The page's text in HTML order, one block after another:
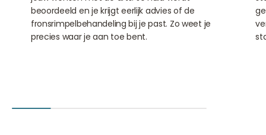
beoordeeld en je krijgt eerlijk advies of de
fronsrimpelbehandeling bij je past. Zo weet je
precies waar je aan toe bent.